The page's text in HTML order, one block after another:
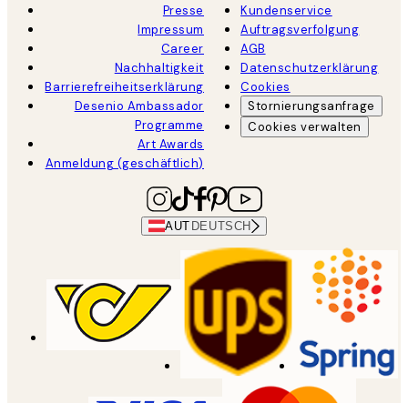
Presse
Impressum
Career
Nachhaltigkeit
Barrierefreiheitserklärung
Desenio Ambassador
Programme
Art Awards
Anmeldung (geschäftlich)
Kundenservice
Auftragsverfolgung
AGB
Datenschutzerklärung
Cookies
Stornierungsanfrage
Cookies verwalten
AUT DEUTSCH